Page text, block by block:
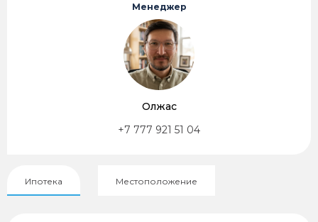
Менеджер
Олжас
+7 777 921 51 04
Ипотека Местоположение